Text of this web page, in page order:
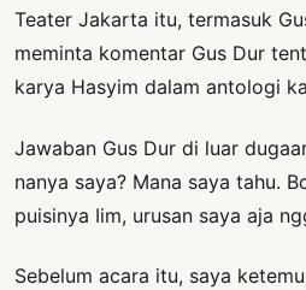
Teater Jakarta itu, termasuk
meminta komentar Gus Dur
karya Hasyim dalam antologi
Jawaban Gus Dur di luar
nanya saya? Mana saya tahu.
puisinya Iim, urusan saya aja
Sebelum acara itu, saya